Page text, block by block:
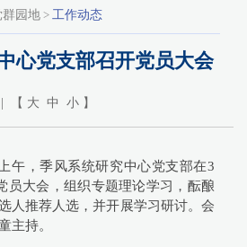
群园地 > 工作动态
心党支部召开党员大会
【 大 中 小 】
午，季风系统研究中心党支部在3
员大会，组织专题理论学习，酝酿
人推荐人选，并开展学习研讨。会
主持。